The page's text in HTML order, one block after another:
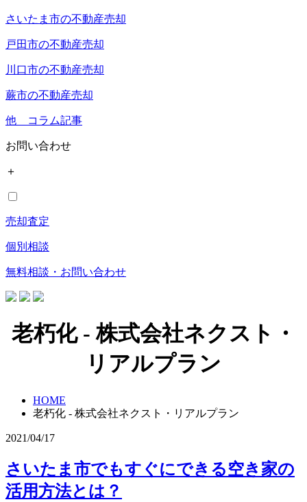
さいたま市の不動産売却
戸田市の不動産売却
川口市の不動産売却
蕨市の不動産売却
他 コラム記事
お問い合わせ
＋
売却査定
個別相談
無料相談・お問い合わせ
老朽化 - 株式会社ネクスト・
リアルプラン
HOME
老朽化 - 株式会社ネクスト・リアルプラン
2021/04/17
さいたま市でもすぐにできる空き家の
活用方法とは？